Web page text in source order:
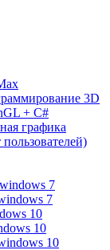
3D
+ C#
графика
7
7
10
10
10